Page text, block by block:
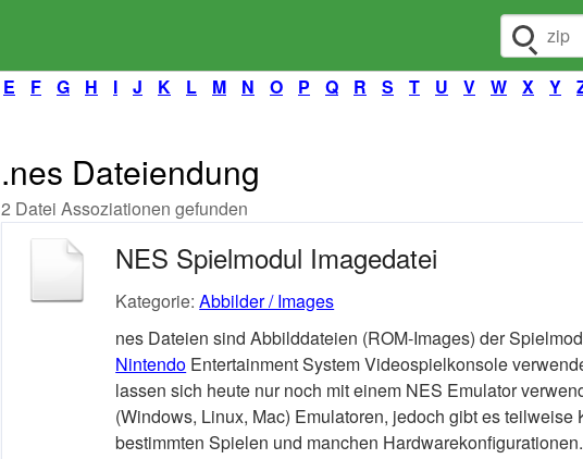
E F G H I J K L M N O P Q R S T U V W X Y
.nes Dateiendung
2 Datei Assoziationen gefunden
NES Spielmodul Imagedatei
Kategorie:Abbilder / Images
nes Dateien sind Abbilddateien (ROM-Images) der
Nintendo Entertainment System Videospielkonsole
lassen sich heute nur noch mit einem NES Emulator
(Windows, Linux, Mac) Emulatoren, jedoch gibt es
bestimmten Spielen und manchen Hardwarekonfigurationen.